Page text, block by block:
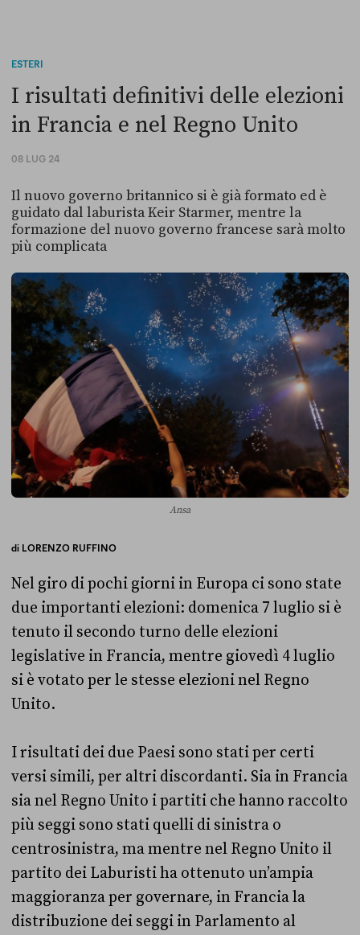
ESTERI
I risultati definitivi delle elezioni
in Francia e nel Regno Unito
08 LUG 24
Il nuovo governo britannico si è già formato ed è
guidato dal laburista Keir Starmer, mentre la
formazione del nuovo governo francese sarà molto
più complicata
Ansa
di LORENZO RUFFINO
Nel giro di pochi giorni in Europa ci sono state
due importanti elezioni: domenica 7 luglio si è
tenuto il secondo turno delle elezioni
legislative in Francia, mentre giovedì 4 luglio
si è votato per le stesse elezioni nel Regno
Unito.
I risultati dei due Paesi sono stati per certi
versi simili, per altri discordanti. Sia in Francia
sia nel Regno Unito i partiti che hanno raccolto
più seggi sono stati quelli di sinistra o
centrosinistra, ma mentre nel Regno Unito il
partito dei Laburisti ha ottenuto un’ampia
maggioranza per governare, in Francia la
distribuzione dei seggi in Parlamento al